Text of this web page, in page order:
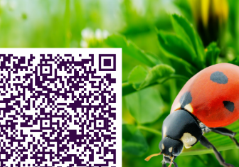
Laat Uw Reactie Achter
maar afgelopen jaar wisten zij de
tijd te overschrijden. We hebben het
en daarmee uitkwamen op een totaal
wel eens een stuk hoger kunnen liggen,
tijdens een tripje over de grens ook zelf
14 miljoen. Ter vergelijking: Nederland